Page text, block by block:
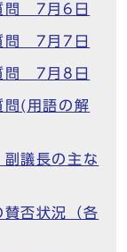
問 7月6日
問 7月7日
問 7月8日
(用語の解
議長の主な
否状況（各